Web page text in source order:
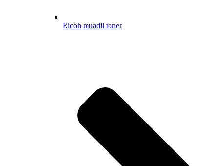
Ricoh muadil toner